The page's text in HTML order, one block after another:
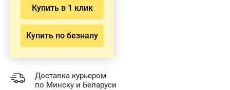
Купить в 1 клик
Купить по безналу
Доставка курьером
по Минску и Беларуси